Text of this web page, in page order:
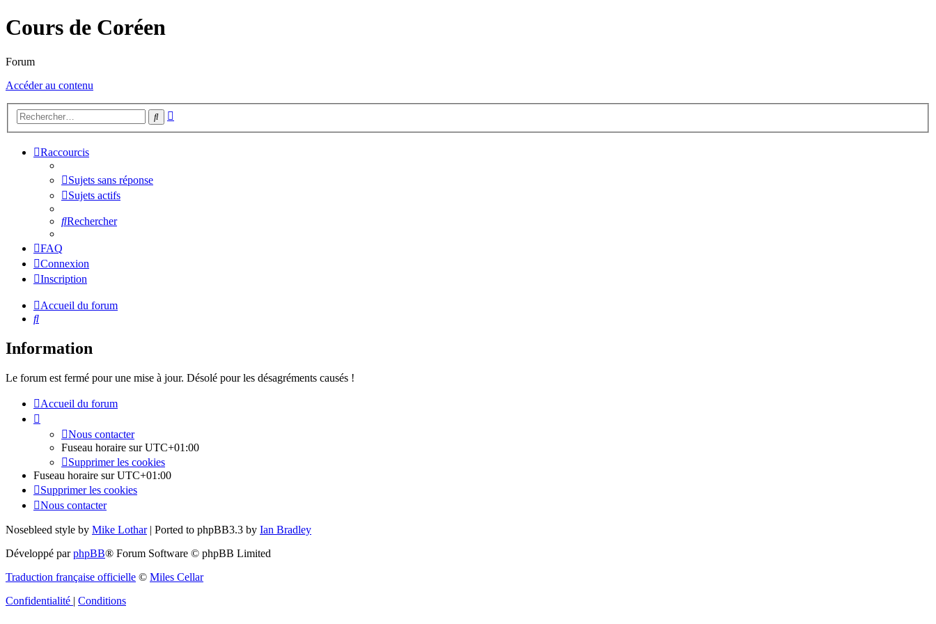
Cours de Coréen
Forum
Accéder au contenu
Rechercher
Raccourcis
Sujets sans réponse
Sujets actifs
Rechercher
FAQ
Connexion
Inscription
Accueil du forum
Rechercher
Information
Le forum est fermé pour une mise à jour. Désolé pour les désagréments causés !
Accueil du forum
Nous contacter
Fuseau horaire surUTC+01:00
Supprimer les cookies
Fuseau horaire surUTC+01:00
Supprimer les cookies
Nous contacter
Nosebleed style by Mike Lothar| Ported to phpBB3.3 by Ian Bradley
Développé parphpBB® Forum Software © phpBB Limited
Traduction française officielle © Miles Cellar
Confidentialité | Conditions